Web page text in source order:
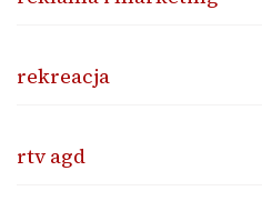
rekreacja
rtv agd